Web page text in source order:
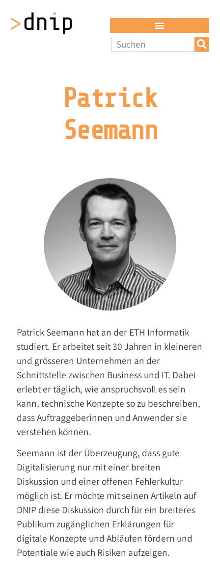
Patrick
Seemann
Patrick Seemann hat an der ETH Informatik
studiert. Er arbeitet seit 30 Jahren in kleineren
und grösseren Unternehmen an der
Schnittstelle zwischen Business und IT. Dabei
erlebt er täglich, wie anspruchsvoll es sein
kann, technische Konzepte so zu beschreiben,
dass Auftraggeberinnen und Anwender sie
verstehen können.
Seemann ist der Überzeugung, dass gute
Digitalisierung nur mit einer breiten
Diskussion und einer offenen Fehlerkultur
möglich ist. Er möchte mit seinen Artikeln auf
DNIP diese Diskussion durch für ein breiteres
Publikum zugänglichen Erklärungen für
digitale Konzepte und Abläufen fördern und
Potentiale wie auch Risiken aufzeigen.